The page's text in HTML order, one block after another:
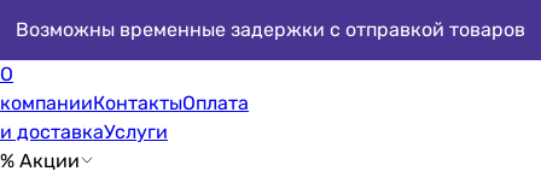
Возможны временные задержки с отправкой товаров
О
компанииКонтактыОплата
и доставкаУслуги
% Акции